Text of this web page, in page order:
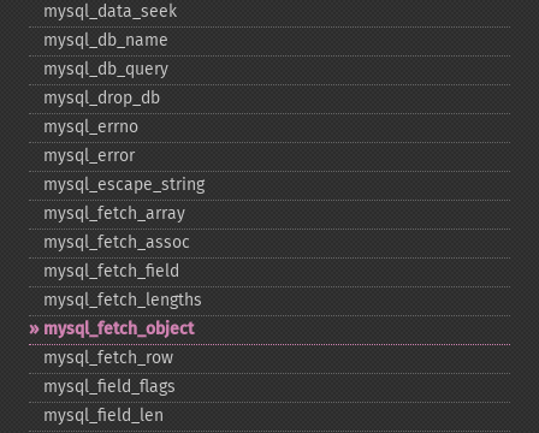
mysql_​data_​seek
mysql_​db_​name
mysql_​db_​query
mysql_​drop_​db
mysql_​errno
mysql_​error
mysql_​escape_​string
mysql_​fetch_​array
mysql_​fetch_​assoc
mysql_​fetch_​field
mysql_​fetch_​lengths
mysql_​fetch_​object
mysql_​fetch_​row
mysql_​field_​flags
mysql_​field_​len